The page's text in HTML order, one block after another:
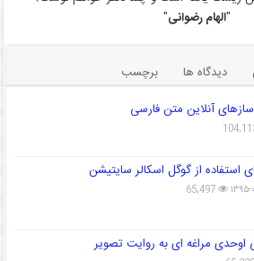
"الهام رضوانی"
دیدگاه ها
برچسب
آنلاین متن فارسی
استفاده از گوگل اسکالر سایتیشن
۰۷-۰۷ 65,497
اوحدی مراغه ای به روایت تصویر